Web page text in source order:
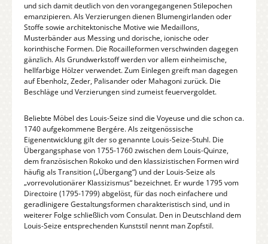
und sich damit deutlich von den vorangegangenen Stilepochen
emanzipieren. Als Verzierungen dienen Blumengirlanden oder
Stoffe sowie architektonische Motive wie Medaillons,
Musterbänder aus Messing und dorische, ionische oder
korinthische Formen. Die Rocailleformen verschwinden dagegen
gänzlich. Als Grundwerkstoff werden vor allem einheimische,
hellfarbige Hölzer verwendet. Zum Einlegen greift man dagegen
auf Ebenholz, Zeder, Palisander oder Mahagoni zurück. Die
Beschläge und Verzierungen sind zumeist feuervergoldet.
Beliebte Möbel des Louis-Seize sind die Voyeuse und die schon ca.
1740 aufgekommene Bergére. Als zeitgenössische
Eigenentwicklung gilt der so genannte Louis-Seize-Stuhl. Die
Übergangsphase von 1755-1760 zwischen dem Louis-Quinze,
dem französischen Rokoko und den klassizistischen Formen wird
häufig als Transition („Übergang“) und der Louis-Seize als
„vorrevolutionärer Klassizismus“ bezeichnet. Er wurde 1795 vom
Directoire (1795-1799) abgelöst, für das noch einfachere und
geradlinigere Gestaltungsformen charakteristisch sind, und in
weiterer Folge schließlich vom Consulat. Den in Deutschland dem
Louis-Seize entsprechenden Kunststil nennt man Zopfstil.